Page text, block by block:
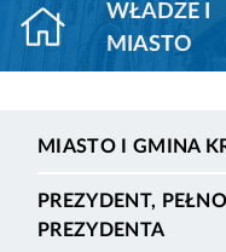
WŁADZE I
MIASTO
MIASTO I GMINA
PREZYDENT,
PREZYDENTA